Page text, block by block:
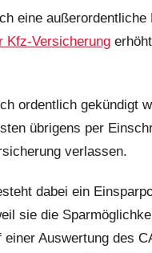
eine
Kfz-Versicherungerhöht
ordentlich gekündigt
übrigens per
verlassen.
dabei ein
sie die
einer Auswertung des